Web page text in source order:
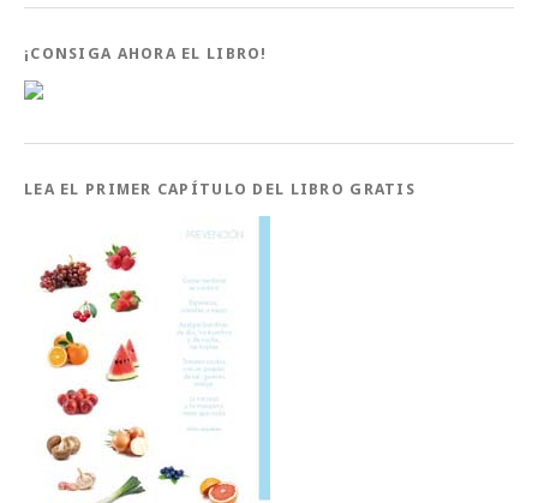
¡CONSIGA AHORA EL LIBRO!
LEA EL PRIMER CAPÍTULO DEL LIBRO GRATIS